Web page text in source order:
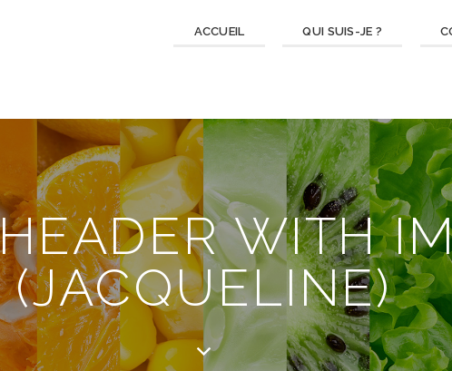
ACCUEIL QUI SUIS-JE ?
WITH
(JACQUELINE)